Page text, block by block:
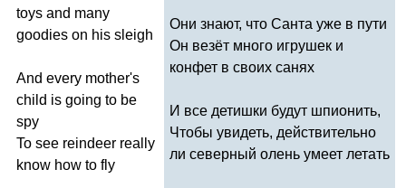
toys and many
goodies on his sleigh
And every mother's
child is going to be
spy
To see reindeer really
know how to fly
Они знают, что Санта уже в пути
Он везёт много игрушек и
конфет в своих санях
И все детишки будут шпионить,
Чтобы увидеть, действительно
ли северный олень умеет летать